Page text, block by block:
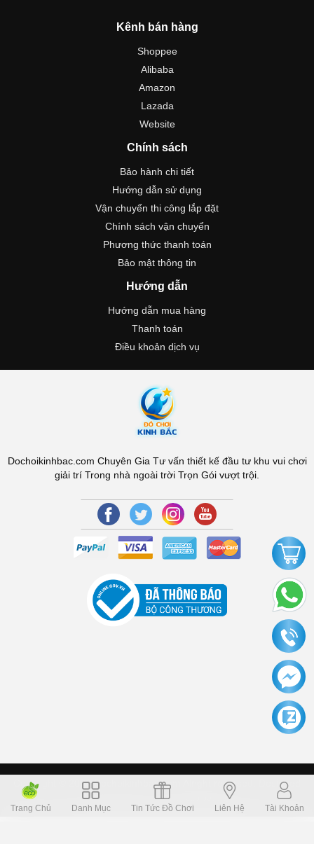
Kênh bán hàng
Shoppee
Alibaba
Amazon
Lazada
Website
Chính sách
Bảo hành chi tiết
Hướng dẫn sử dụng
Vận chuyển thi công lắp đặt
Chính sách vận chuyển
Phương thức thanh toán
Bảo mật thông tin
Hướng dẫn
Hướng dẫn mua hàng
Thanh toán
Điều khoản dịch vụ
Dochoikinhbac.com Chuyên Gia Tư vấn thiết kế đầu tư khu vui chơi
giải trí Trong nhà ngoài trời Trọn Gói vượt trội.
Copyright © 2006 Dochoikinhbac.com Alright reversed. Designed
Dochoikinhbac.vn.cung cấp bởi sapo
Trang Chủ
Danh Mục Tin Tức Đồ Chơi Liên Hệ Tài Khoản